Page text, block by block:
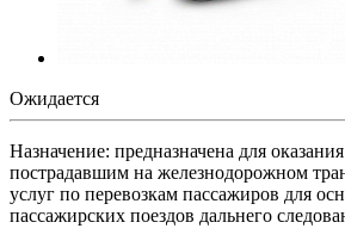
Ожидается
Назначение: предназначена для
пострадавшим на железнодорожном
услуг по перевозкам пассажиров для
пассажирских поездов дальнего